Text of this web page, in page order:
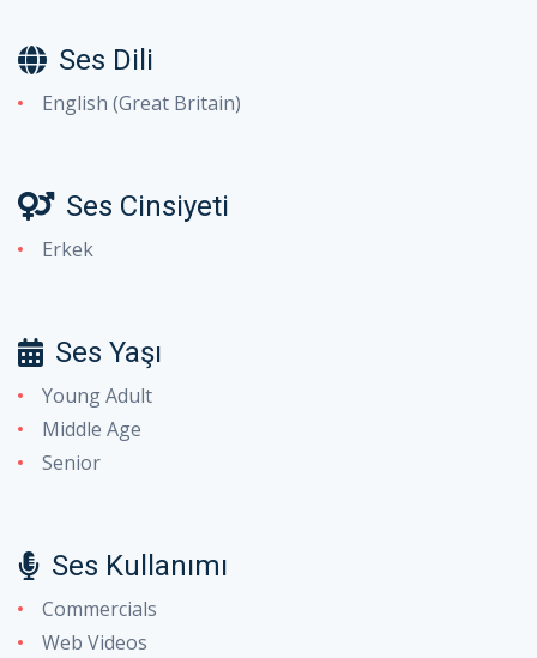
Ses Dili
English (Great Britain)
Ses Cinsiyeti
Erkek
Ses Yaşı
Young Adult
Middle Age
Senior
Ses Kullanımı
Commercials
Web Videos